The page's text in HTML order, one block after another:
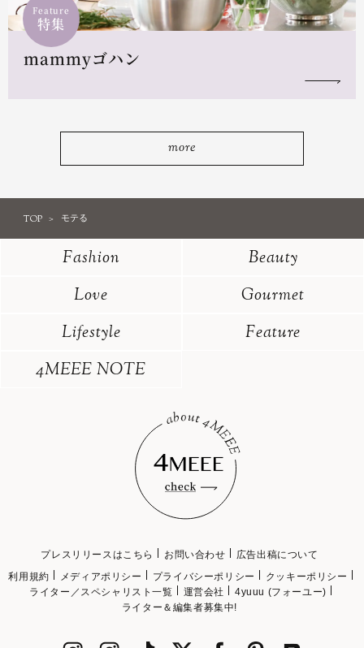
Feature
特集
mammyゴハン
more
TOP モテる
Fashion
Beauty
Love
Gourmet
Lifestyle
Feature
4MEEE NOTE
プレスリリースはこちら お問い合わせ
広告出稿について
利用規約
メディアポリシー プライバシーポリシー
クッキーポリシー
ライター／スペシャリスト一覧
運営会社
4yuuu (フォーユー)
ライター＆編集者募集中!